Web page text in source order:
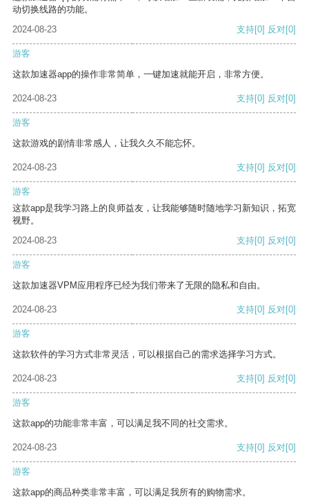
动切换线路的功能。
2024-08-23
支持[0] 反对[0]
游客
这款加速器app的操作非常简单，一键加速就能开启，非常方便。
2024-08-23 支持[0] 反对[0]
游客
这款游戏的剧情非常感人，让我久久不能忘怀。
2024-08-23 支持[0] 反对[0]
游客
这款app是我学习路上的良师益友，让我能够随时随地学习新知识，拓宽
视野。
2024-08-23
支持[0] 反对[0]
游客
这款加速器VPM应用程序已经为我们带来了无限的隐私和自由。
2024-08-23 支持[0] 反对[0]
游客
这款软件的学习方式非常灵活，可以根据自己的需求选择学习方式。
2024-08-23 支持[0] 反对[0]
游客
这款app的功能非常丰富，可以满足我不同的社交需求。
2024-08-23 支持[0] 反对[0]
游客
这款app的商品种类非常丰富，可以满足我所有的购物需求。